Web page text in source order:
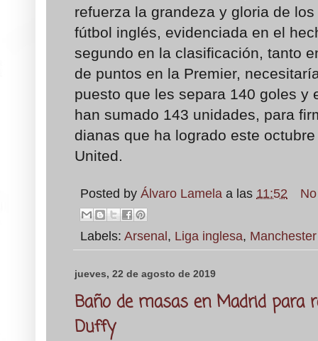
refuerza la grandeza y gloria de los
fútbol inglés, evidenciada en el
segundo en la clasificación, tanto
de puntos en la Premier,
puesto que les separa 140 goles y
han sumado 143 unidades, para
dianas que ha logrado este
United.
Posted by Álvaro Lamela a las 11:52
Labels: Arsenal , Liga inglesa,
jueves, 22 de agosto de 2019
Baño de masas en Madrid para
Duffy